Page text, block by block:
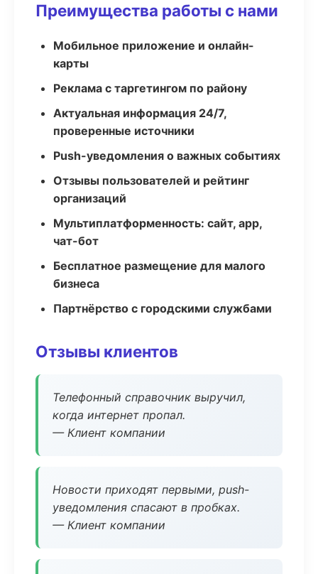
Преимущества работы с нами
Мобильное приложение и онлайн-
карты
Реклама с таргетингом по району
Актуальная информация 24/7,
проверенные источники
Push-уведомления о важных событиях
Отзывы пользователей и рейтинг
организаций
Мультиплатформенность: сайт, app,
чат-бот
Бесплатное размещение для малого
бизнеса
Партнёрство с городскими службами
Отзывы клиентов
Телефонный справочник выручил,
когда интернет пропал.
— Клиент компании
Новости приходят первыми, push-
уведомления спасают в пробках.
— Клиент компании